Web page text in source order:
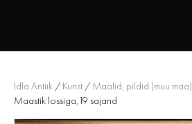
Idla Antiik / Kunst / Maalid, pildid (muu maa)
Maastik lossiga,19 sajand